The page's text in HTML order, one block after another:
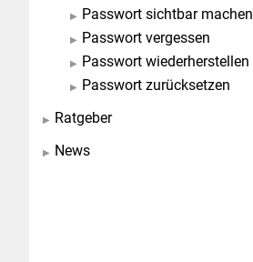
Passwort sichtbar machen
Passwort vergessen
Passwort wiederherstellen
Passwort zurücksetzen
Ratgeber
News